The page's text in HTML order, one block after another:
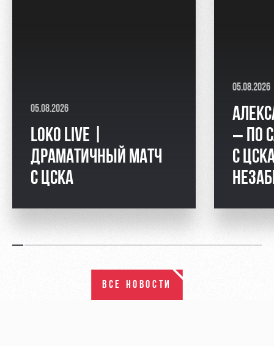
05.08.2026
LOKO LIVE |
ДРАМАТИЧНЫЙ МАТЧ
С ЦСКА
05.08.2026
– ПО
С
ВСЕ НОВОСТИ